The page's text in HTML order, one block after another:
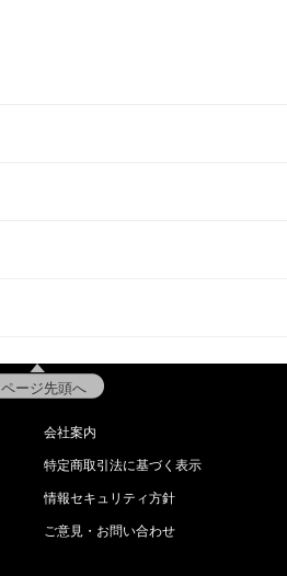
ページ先頭へ
会社案内
特定商取引法に基づく表示
情報セキュリティ方針
ご意見・お問い合わせ